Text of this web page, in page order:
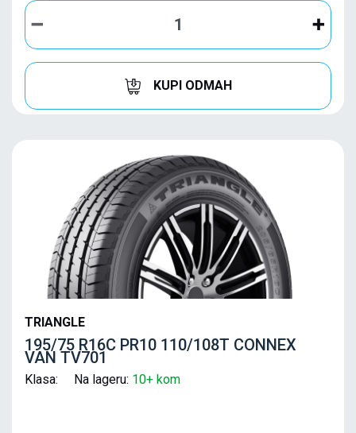
KUPI ODMAH
TRIANGLE
195/75 R16C PR10 110/108T CONNEX
VAN TV701
Klasa: Na lageru: 10+ kom